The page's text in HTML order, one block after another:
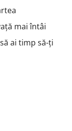
mai întâi
ai timp să-ți